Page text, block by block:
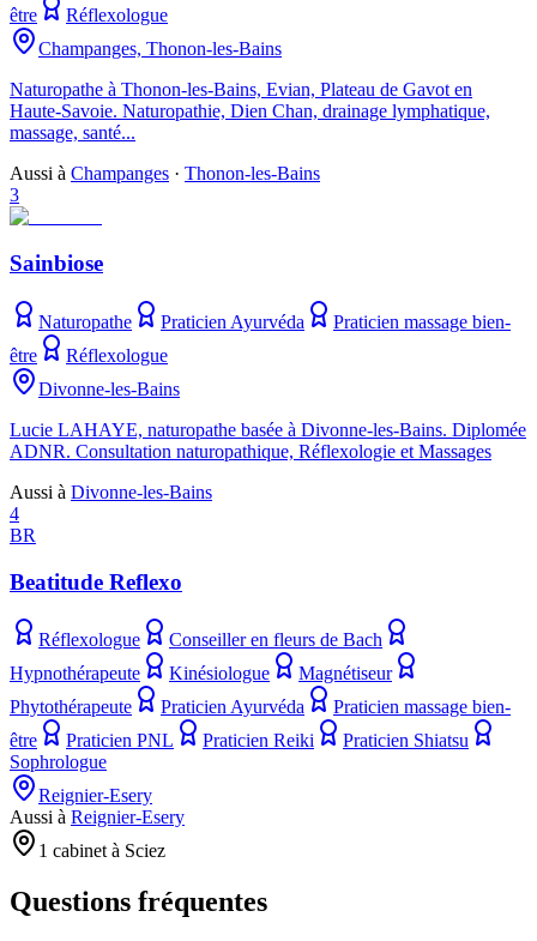
être
Réflexologue
Champanges, Thonon-les-Bains
Naturopathe à Thonon-les-Bains, Evian, Plateau de Gavot en
Haute-Savoie. Naturopathie, Dien Chan, drainage lymphatique,
massage, santé...
Aussi à Champanges · Thonon-les-Bains
3
Sainbiose
Naturopathe Praticien Ayurvéda
Praticien massage bien-
être
Réflexologue
Divonne-les-Bains
Lucie LAHAYE, naturopathe basée à Divonne-les-Bains. Diplomée
ADNR. Consultation naturopathique, Réflexologie et Massages
Aussi à Divonne-les-Bains
4
BR
Beatitude Reflexo
Réflexologue
Conseiller en fleurs de Bach
Hypnothérapeute
Kinésiologue
Magnétiseur
Phytothérapeute
Praticien Ayurvéda
Praticien massage bien-
être
Praticien PNL Praticien Reiki
Praticien Shiatsu
Sophrologue
Reignier-Esery
Aussi à Reignier-Esery
1 cabinet à Sciez
Questions fréquentes